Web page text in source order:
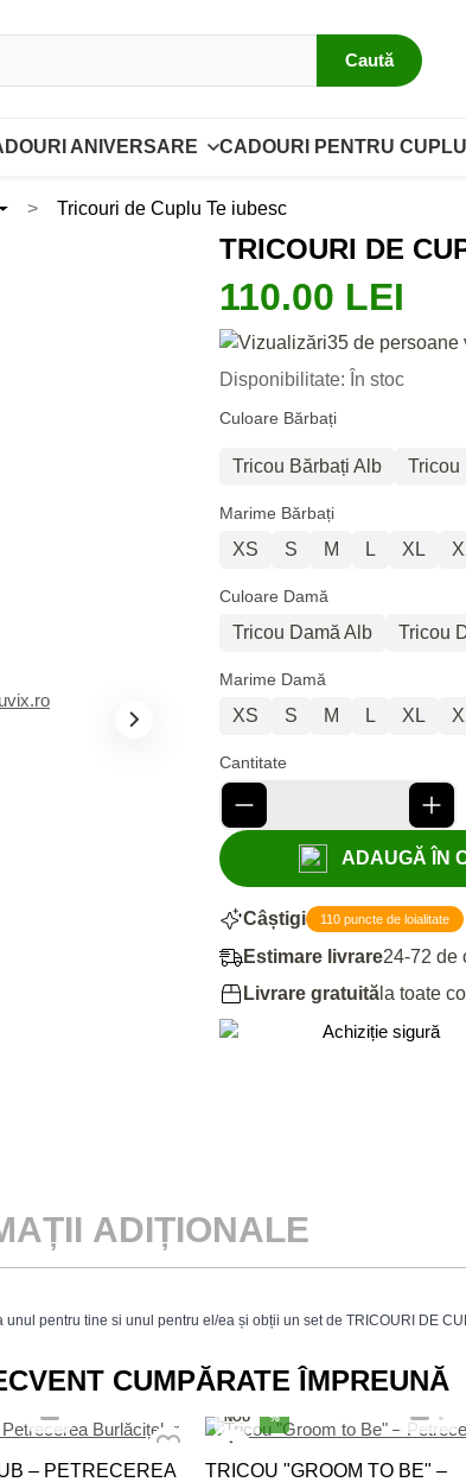
Caută
ANIVERSARE CADOURI PENTRU
Tricouri de Cuplu Te iubesc
TRICOURI DE
110.00 LEI
35 de persoane
Disponibilitate: În stoc
Culoare Bărbați
Tricou Bărbați Alb Tricou
Marime Bărbați
XS S M L XL
Culoare Damă
Tricou Damă Alb Tricou
Marime Damă
XS S M L XL
Cantitate
ADAUGĂ ÎN
Câștigi 110 puncte de loialitate
Estimare livrare24-72 de
Livrare gratuită la toate
ADIȚIONALE
pentru tine si unul pentru el/ea și obții un set de TRICOURI DE
CUMPĂRATE ÎMPREUNĂ
– PETRECEREA
NOU %
TRICOU "GROOM TO BE" –